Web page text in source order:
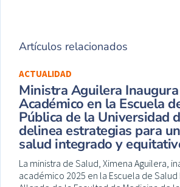
Artículos relacionados
ACTUALIDAD
Ministra Aguilera
Académico en la Escuela
Pública de la Universidad
delinea estrategias para
salud integrado y
La ministra de Salud, Ximena Aguilera,
académico 2025 en la Escuela de Salud